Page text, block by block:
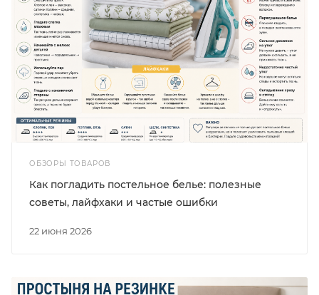
ОБЗОРЫ ТОВАРОВ
22 июня 2026
Как погладить постельное белье: полезные
советы, лайфхаки и частые ошибки